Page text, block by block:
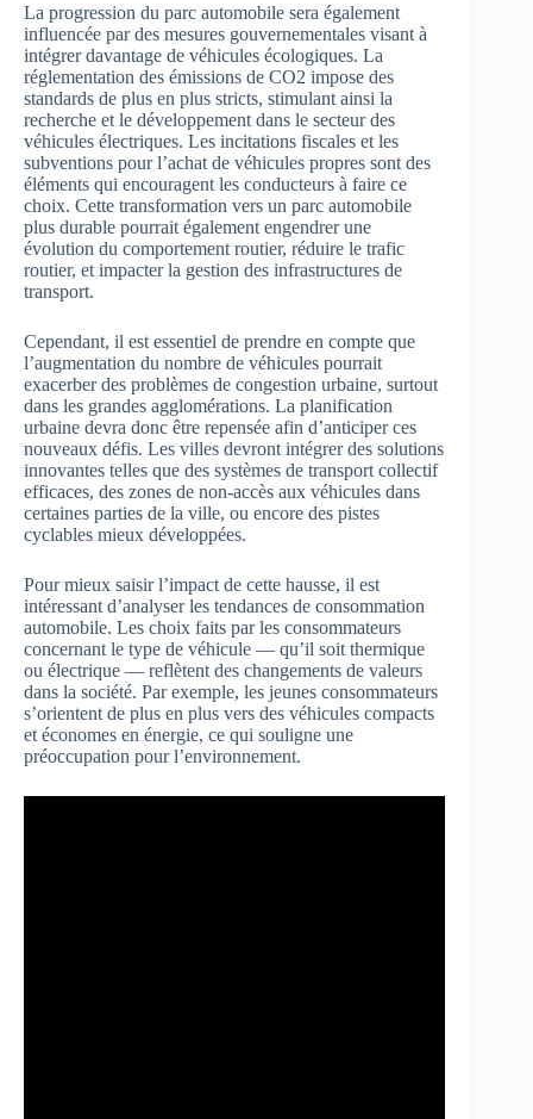
La progression du parc automobile sera également
influencée par des mesures gouvernementales visant à
intégrer davantage de véhicules écologiques. La
réglementation des émissions de CO2 impose des
standards de plus en plus stricts, stimulant ainsi la
recherche et le développement dans le secteur des
véhicules électriques. Les incitations fiscales et les
subventions pour l’achat de véhicules propres sont des
éléments qui encouragent les conducteurs à faire ce
choix. Cette transformation vers un parc automobile
plus durable pourrait également engendrer une
évolution du comportement routier, réduire le trafic
routier, et impacter la gestion des infrastructures de
transport.
Cependant, il est essentiel de prendre en compte que
l’augmentation du nombre de véhicules pourrait
exacerber des problèmes de congestion urbaine, surtout
dans les grandes agglomérations. La planification
urbaine devra donc être repensée afin d’anticiper ces
nouveaux défis. Les villes devront intégrer des solutions
innovantes telles que des systèmes de transport collectif
efficaces, des zones de non-accès aux véhicules dans
certaines parties de la ville, ou encore des pistes
cyclables mieux développées.
Pour mieux saisir l’impact de cette hausse, il est
intéressant d’analyser les tendances de consommation
automobile. Les choix faits par les consommateurs
concernant le type de véhicule — qu’il soit thermique
ou électrique — reflètent des changements de valeurs
dans la société. Par exemple, les jeunes consommateurs
s’orientent de plus en plus vers des véhicules compacts
et économes en énergie, ce qui souligne une
préoccupation pour l’environnement.